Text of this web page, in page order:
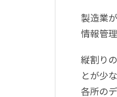
製造業
情報管
縦割り
とが少
各所の